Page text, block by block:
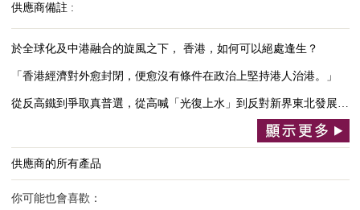
供應商備註 :
於全球化及中港融合的旋風之下， 香港，如何可以絕處逢生？
「香港經濟對外愈封閉，便愈沒有條件在政治上堅持港人治港。」
從反高鐵到爭取真普選，從高喊「光復上水」到反對新界東北發展…
供應商的所有產品
你可能也會喜歡：